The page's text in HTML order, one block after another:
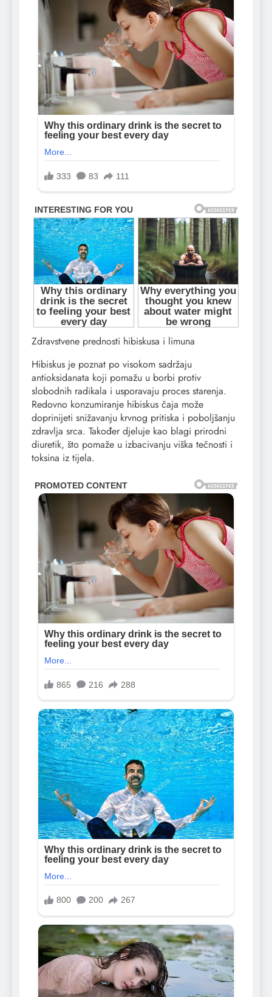
Zdravstvene prednosti hibiskusa i limuna
Hibiskus je poznat po visokom sadržaju
antioksidanata koji pomažu u borbi protiv
slobodnih radikala i usporavaju proces starenja.
Redovno konzumiranje hibiskus čaja može
doprinijeti snižavanju krvnog pritiska i poboljšanju
zdravlja srca. Također djeluje kao blagi prirodni
diuretik, što pomaže u izbacivanju viška tečnosti i
toksina iz tijela.